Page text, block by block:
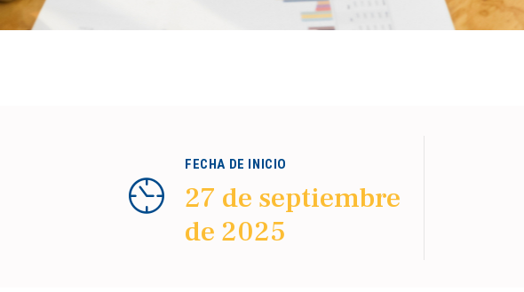
FECHA DE INICIO
27 de septiembre
de 2025